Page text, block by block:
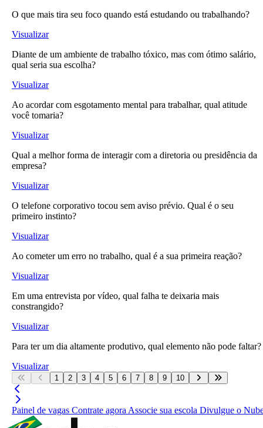
O que mais tira seu foco quando está estudando ou trabalhando?
Visualizar
Diante de um ambiente de trabalho tóxico, mas com ótimo salário,
qual seria sua escolha?
Visualizar
Ao acordar com esgotamento mental para trabalhar, qual atitude
você tomaria?
Visualizar
Qual a melhor forma de interagir com a diretoria ou presidência da
empresa?
Visualizar
O telefone corporativo tocou sem aviso prévio. Qual é o seu
primeiro instinto?
Visualizar
Ao cometer um erro no trabalho, qual é a sua primeira reação?
Visualizar
Em uma entrevista por vídeo, qual falha te deixaria mais
constrangido?
Visualizar
Para ter um dia altamente produtivo, qual elemento não pode faltar?
Visualizar
1 2 3 4 5 6 7 8 9 10
Painel de vagas Contrate agora Associe sua escola Divulgue o